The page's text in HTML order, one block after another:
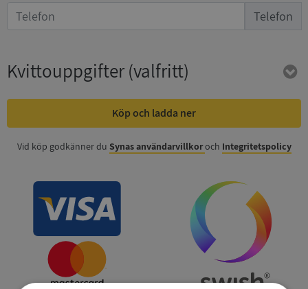
Telefon
Kvittouppgifter(valfritt)
Köp och ladda ner
Vid köp godkänner du Synas användarvillkoroch Integritetspolicy